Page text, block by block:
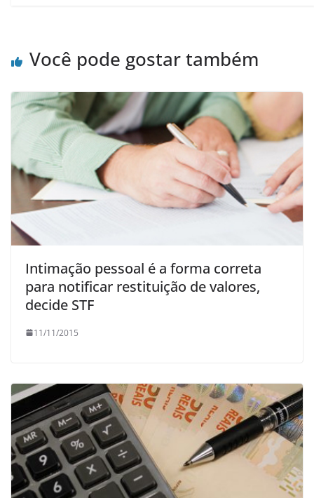
Você pode gostar também
Intimação pessoal é a forma correta
para notificar restituição de valores,
decide STF
11/11/2015